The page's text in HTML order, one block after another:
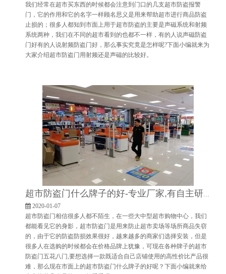
我们经常在超市买东西的时候都会注意到门口的几支超市防盗报警
门，它的作用和它的名字一样顾名思义是用来帮助超市进行商品防盗
止损的；很多人都知到市面上用于超市防盗的主要是声磁系统和射频
系统两种，我们在不同的超市看到的也都不一样，有的人说声磁防盗
门好有的人说射频防盗门好，那么事实究竟是怎样呢?下面小编就来为
大家介绍超市防盗门用射频还是声磁的比较好。
2020-01-07
超市防盗门相信很多人都不陌生，在一些大中型超市购物中心，我们
都能看见它的身影，超市防盗门是用来防止超市卖场等场所商品失窃
的，由于它的防盗防损效果很好，越来越多的商家们选择安装，但是
很多人在选购的时候都会在价格品牌上犹豫，可现在各种牌子的超市
防盗门五花八门,要想选择一款既适合自己店铺使用的高性价比产品很
难，那么现在市面上的超市防盗门什么牌子的好呢？下面小编就来给